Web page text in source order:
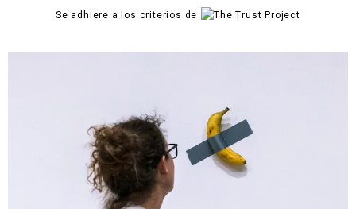
Se adhiere a los criterios de